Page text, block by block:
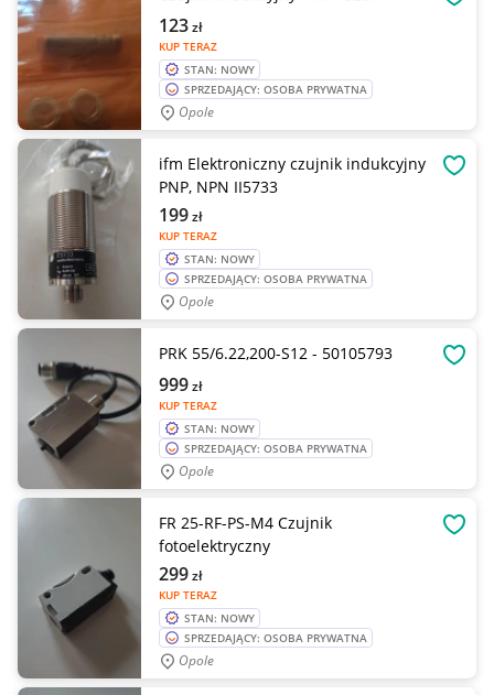
KUP TERAZ
123zł
STAN: NOWY
SPRZEDAJĄCY: OSOBA PRYWATNA
Opole
ifm Elektroniczny czujnik indukcyjny
PNP, NPN II5733
KUP TERAZ
199zł
STAN: NOWY
SPRZEDAJĄCY: OSOBA PRYWATNA
Opole
PRK 55/6.22,200-S12 - 50105793
KUP TERAZ
999zł
STAN: NOWY
SPRZEDAJĄCY: OSOBA PRYWATNA
Opole
FR 25-RF-PS-M4 Czujnik
fotoelektryczny
KUP TERAZ
299zł
STAN: NOWY
SPRZEDAJĄCY: OSOBA PRYWATNA
Opole